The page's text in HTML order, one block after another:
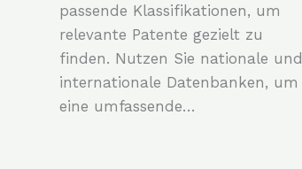
passende Klassifikationen, um
relevante Patente gezielt zu
finden. Nutzen Sie nationale und
internationale Datenbanken, um
eine umfassende…